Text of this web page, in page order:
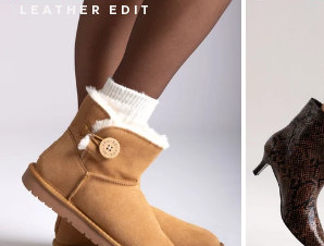
L E A T H E R E D I T